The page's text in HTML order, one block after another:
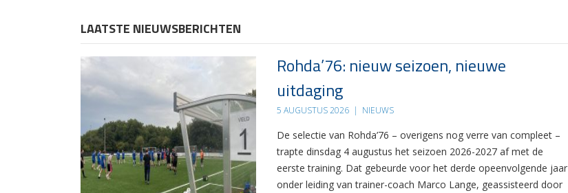
LAATSTE NIEUWSBERICHTEN
Rohda’76: nieuw seizoen, nieuwe
uitdaging
5 AUGUSTUS 2026 | NIEUWS
De selectie van Rohda’76 – overigens nog verre van compleet –
trapte dinsdag 4 augustus het seizoen 2026-2027 af met de
eerste training. Dat gebeurde voor het derde opeenvolgende jaar
onder leiding van trainer-coach Marco Lange, geassisteerd door